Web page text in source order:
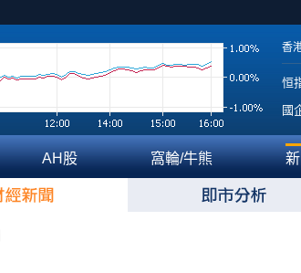
香
恒
國
AH股 窩輪/牛熊